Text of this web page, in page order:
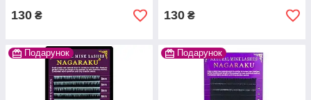
130 ₴ 130 ₴
Подарунок Подарунок